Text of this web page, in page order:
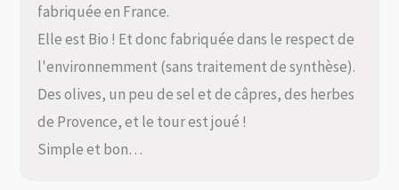
fabriquée en France.
Elle est Bio ! Et donc fabriquée dans le respect de
l'environnemment (sans traitement de synthèse).
Des olives, un peu de sel et de câpres, des herbes
de Provence, et le tour est joué !
Simple et bon…